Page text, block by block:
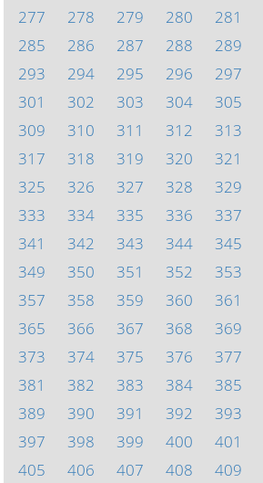
277
278 279 280 281
285
286 287 288 289
293
294 295 296 297
301
302 303 304 305
309
310 311 312 313
317
318 319 320 321
325
326 327 328 329
333
334 335 336 337
341
342 343 344 345
349
350 351 352 353
357
358 359 360 361
365
366 367 368 369
373
374 375 376 377
381
382 383 384 385
389
390 391 392 393
397
398 399 400 401
405
406 407 408 409